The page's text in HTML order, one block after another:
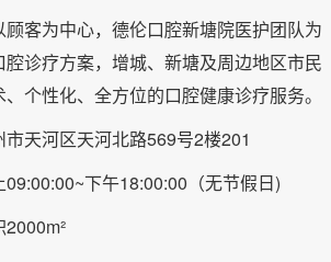
客为中心，德伦口腔新塘院医护团队为
诊疗方案，增城、新塘及周边地区市民
个性化、全方位的口腔健康诊疗服务。
市天河区天河北路569号2楼201
09:00:00~下午18:00:00（无节假日)